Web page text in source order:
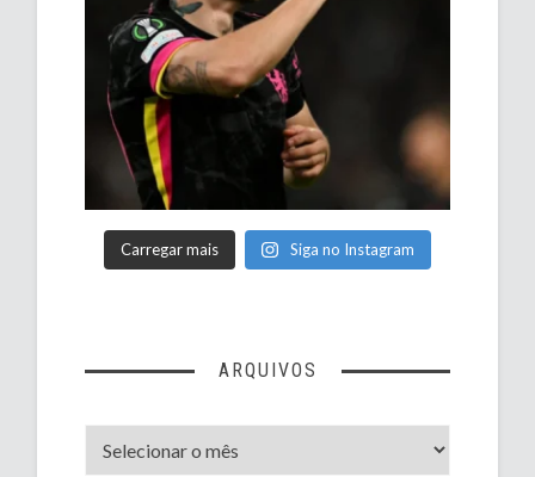
Carregar mais Siga no Instagram
ARQUIVOS